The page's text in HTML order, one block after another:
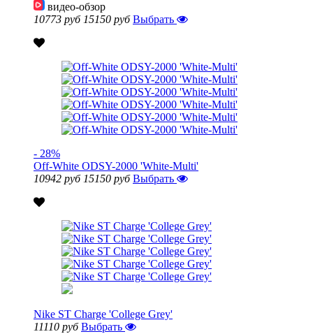
видео-обзор
10773 руб 15150 руб Выбрать
- 28%
Off-White ODSY-2000 'White-Multi'
10942 руб 15150 руб Выбрать
Nike ST Charge 'College Grey'
11110 руб Выбрать